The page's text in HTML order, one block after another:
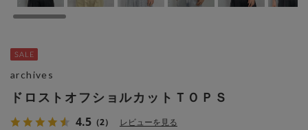
ドロストオフショルカットＴＯＰＳ
4.5 （2） レビューを見る
archives